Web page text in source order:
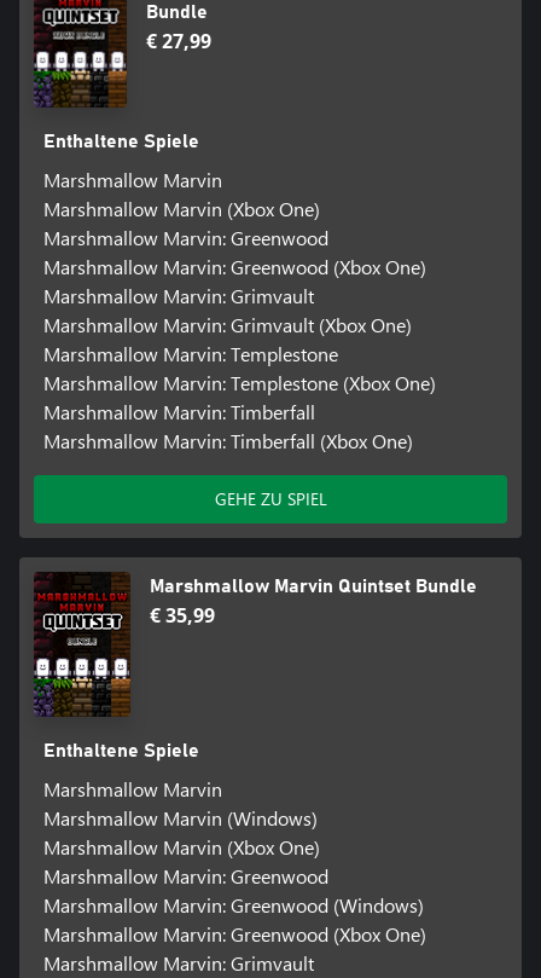
Bundle
€ 27,99
Enthaltene Spiele
Marshmallow Marvin
Marshmallow Marvin (Xbox One)
Marshmallow Marvin: Greenwood
Marshmallow Marvin: Greenwood (Xbox One)
Marshmallow Marvin: Grimvault
Marshmallow Marvin: Grimvault (Xbox One)
Marshmallow Marvin: Templestone
Marshmallow Marvin: Templestone (Xbox One)
Marshmallow Marvin: Timberfall
Marshmallow Marvin: Timberfall (Xbox One)
GEHE ZU SPIEL
Marshmallow Marvin Quintset Bundle
€ 35,99
Enthaltene Spiele
Marshmallow Marvin
Marshmallow Marvin (Windows)
Marshmallow Marvin (Xbox One)
Marshmallow Marvin: Greenwood
Marshmallow Marvin: Greenwood (Windows)
Marshmallow Marvin: Greenwood (Xbox One)
Marshmallow Marvin: Grimvault